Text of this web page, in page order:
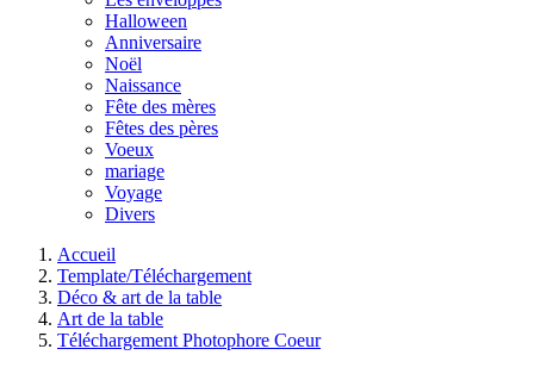
Halloween
Anniversaire
Noël
Naissance
Fête des mères
Fêtes des pères
Voeux
mariage
Voyage
Divers
Accueil
Template/Téléchargement
Déco & art de la table
Art de la table
Téléchargement Photophore Coeur